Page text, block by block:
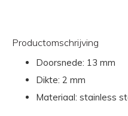
Productomschrijving
Doorsnede: 13 mm
Dikte: 2 mm
Materiaal: stainless